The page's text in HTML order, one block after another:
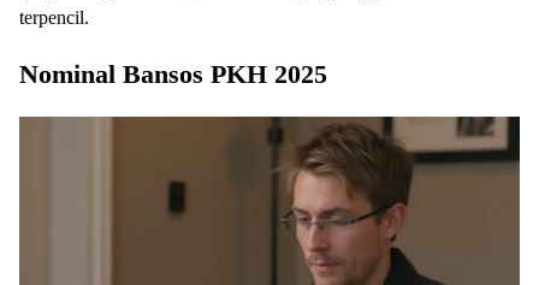
terpencil.
Nominal Bansos PKH 2025